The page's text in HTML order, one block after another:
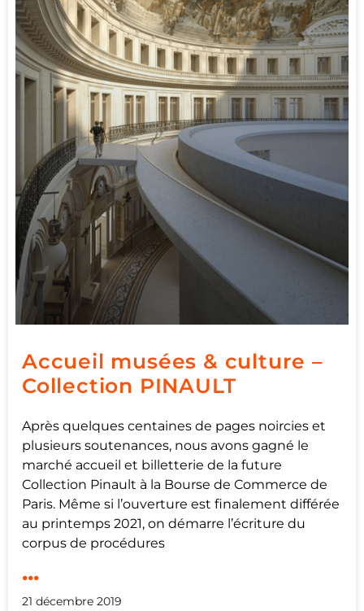
Accueil musées & culture –
Collection PINAULT
Après quelques centaines de pages noircies et
plusieurs soutenances, nous avons gagné le
marché accueil et billetterie de la future
Collection Pinault à la Bourse de Commerce de
Paris. Même si l’ouverture est finalement différée
au printemps 2021, on démarre l’écriture du
corpus de procédures
...
21 décembre 2019